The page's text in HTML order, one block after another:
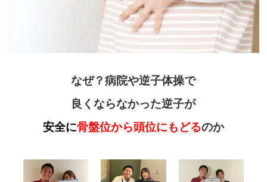
なぜ？病院や逆子体操で
良くならなかった逆子が
安全に骨盤位から頭位にもどるのか